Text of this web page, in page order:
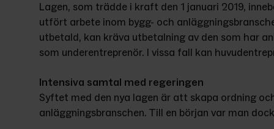
Lagen, som trädde i kraft den 1 januari 2019,
utfört arbete inom bygg- och
utbetald, kan kräva utbetalning av den som har
som underentreprenör. I vissa fall kan
Intensiva samtal med regeringen
Syftet med den nya lagen är att skapa ordning
anläggningsbranschen. Till en början var man